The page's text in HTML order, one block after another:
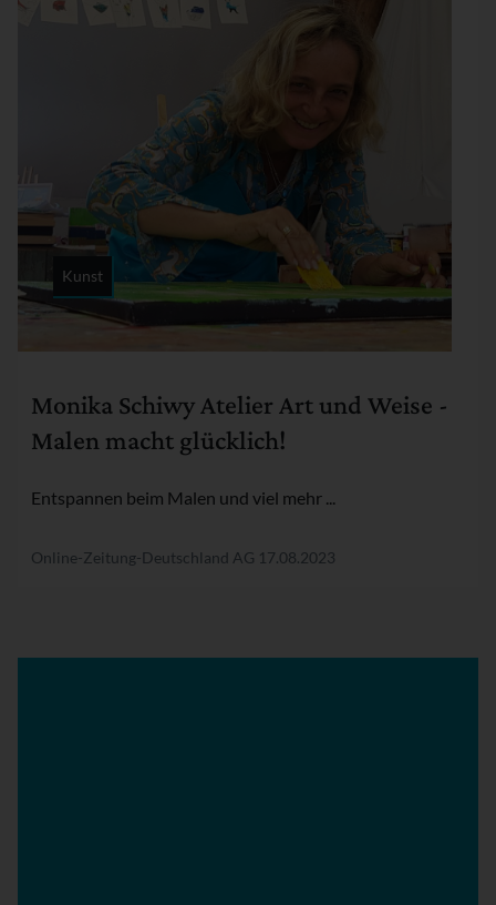
Monika Schiwy Atelier Art und Weise -
Malen macht glücklich!
Entspannen beim Malen und viel mehr ...
Kunst
Online-Zeitung-Deutschland AG 17.08.2023